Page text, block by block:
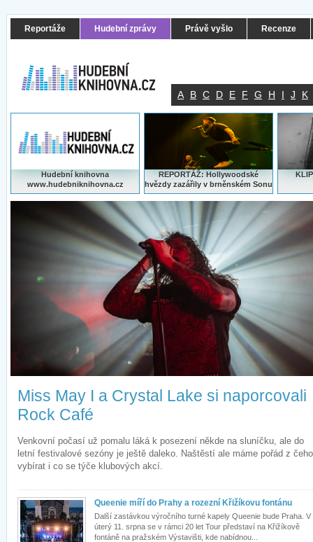
Reportáže Hudební zprávy Právě vyšlo Recenze
A B C D E F G H I J K
Hudební knihovna
www.hudebniknihovna.cz
REPORTÁŽ: Hollywoodské
hvězdy zazářily v brněnském Sonu
Miss May I a Crystal Lake si naporcovali
Rock Café
Venkovní počasí už pomalu láká k posezení někde na sluníčku, ale do
letní festivalové sezóny je ještě daleko. Naštěstí ale máme pořád z čeho
vybírat i co se týče klubových akcí.
Queenie míří do Prahy a rozezní Křižíkovu fontánu
Další zastávkou výročního turné kapely Queenie bude Praha. V
úterý 11. srpna se v rámci 20 let Tour představí na Křižíkově
fontáně na pražském Výstavišti, kde nabídnou...